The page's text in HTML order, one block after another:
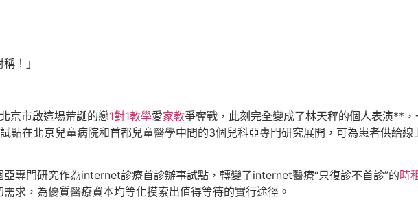
！」
京市啟這場荒誕的戀1對1教學愛家教爭奪戰，此刻完全變成了林天秤的個人表演**
試點在北京兒童病院和首都兒童醫學中間的3個兒科亞專門研究展開，可為患者供給線
亞專門研究作為internet診療首診辦事試點，轉變了internet醫療“只復診不首診”的時
求，為優質醫療資本均等化摸索出值得等待的實行途徑。